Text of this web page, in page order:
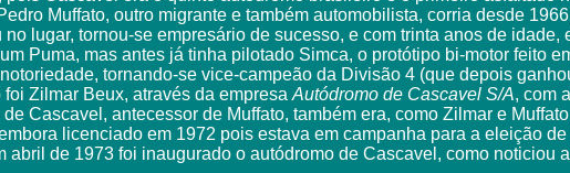
Muffato, outro migrante e também automobilista, corria desde
lugar, tornou-se empresário de sucesso, e com trinta anos de idade,
Puma, mas antes já tinha pilotado Simca, o protótipo bi-motor feito
tornando-se vice-campeão da Divisão 4 (que depois
Zilmar Beux, através da empresa Autódromo de Cascavel S/A, com
Cascavel, antecessor de Muffato, também era, como Zilmar e
licenciado em 1972 pois estava em campanha para a eleição de
abril de 1973 foi inaugurado o autódromo de Cascavel, como noticiou